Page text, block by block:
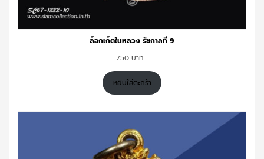
ล็อกเก็ตในหลวง รัชกาลที่ 9
750
หยิบใส่ตะกร้า